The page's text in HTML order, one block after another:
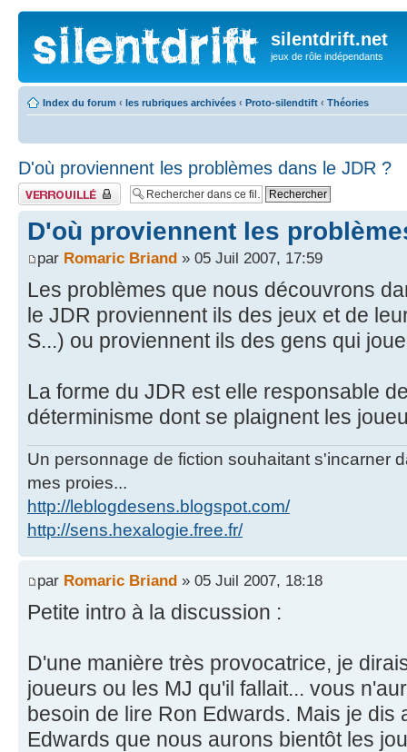
silentdrift.net
jeux de rôle indépendants
Index du forum ‹ les rubriques archivées ‹ Proto-silendtift ‹ Théories
D'où proviennent les problèmes dans le JDR ?
Fil verrouillé
D'où proviennent les
par Romaric Briand » 05 Juil 2007, 17:59
Les problèmes que nous découvrons
le JDR proviennent ils des jeux et de
S...) ou proviennent ils des gens qui
La forme du JDR est elle responsable
déterminisme dont se plaignent les
Un personnage de fiction souhaitant s'incarner
mes proies...
http://leblogdesens.blogspot.com/
http://sens.hexalogie.free.fr/
par Romaric Briand » 05 Juil 2007, 18:18
Petite intro à la discussion :
D'une manière très provocatrice, je
joueurs ou les MJ qu'il fallait... vous
besoin de lire Ron Edwards. Mais je dis
Edwards que nous aurons bientôt les